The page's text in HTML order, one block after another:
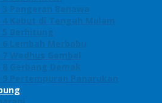
3 Pangeran Benawa
4 Kabut di Tengah Malam
5 Berhitung
6 Lembah Merbabu
7 Wedhus Gembel
8 Gerbang Demak
9 Pertempuran Panarukan